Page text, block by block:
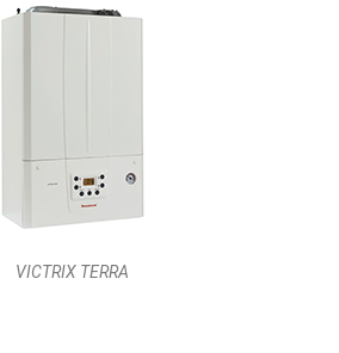
VICTRIX TERRA